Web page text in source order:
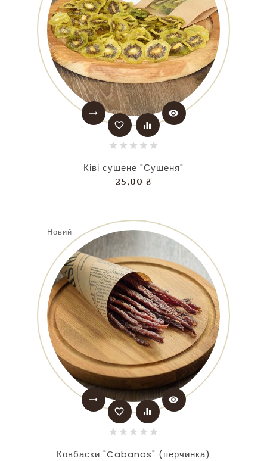
trending_flat
favorite_border
equalizer
visibility
Ківі сушене "Сушеня"
25,00 ₴
Новий
trending_flat
favorite_border
equalizer
visibility
Ковбаски "Cabanos" (перчинка)